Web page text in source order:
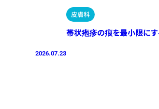
2026.07.23
皮膚科
帯状疱疹の痕を最小限にす